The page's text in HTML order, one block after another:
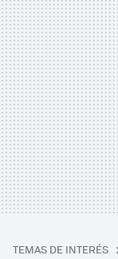
TEMAS DE INTERÉS